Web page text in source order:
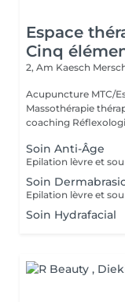
Espace
Cinq
2, Am Kaesch
Acupuncture MTC/
Massothérapie
coaching
Soin Anti-Âge
Epilation lèvre et
Soin
Epilation lèvre et
Soin Hydrafacial